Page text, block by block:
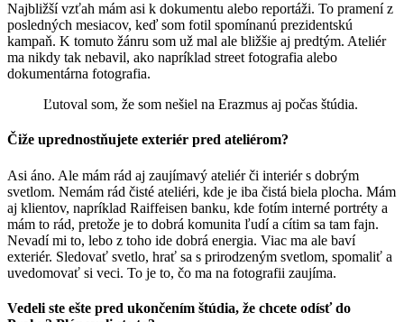
Najbližší vzťah mám asi k dokumentu alebo reportáži. To pramení z
posledných mesiacov, keď som fotil spomínanú prezidentskú
kampaň. K tomuto žánru som už mal ale bližšie aj predtým. Ateliér
ma nikdy tak nebavil, ako napríklad street fotografia alebo
dokumentárna fotografia.
Ľutoval som, že som nešiel na Erazmus aj počas štúdia.
Čiže uprednostňujete exteriér pred ateliérom?
Asi áno. Ale mám rád aj zaujímavý ateliér či interiér s dobrým
svetlom. Nemám rád čisté ateliéri, kde je iba čistá biela plocha. Mám
aj klientov, napríklad Raiffeisen banku, kde fotím interné portréty a
mám to rád, pretože je to dobrá komunita ľudí a cítim sa tam fajn.
Nevadí mi to, lebo z toho ide dobrá energia. Viac ma ale baví
exteriér. Sledovať svetlo, hrať sa s prirodzeným svetlom, spomaliť a
uvedomovať si veci. To je to, čo ma na fotografii zaujíma.
Vedeli ste ešte pred ukončením štúdia, že chcete odísť do